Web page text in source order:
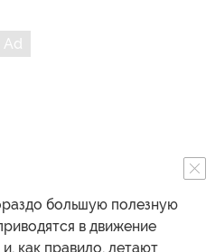
большую полезную
в движение
как правило, летают